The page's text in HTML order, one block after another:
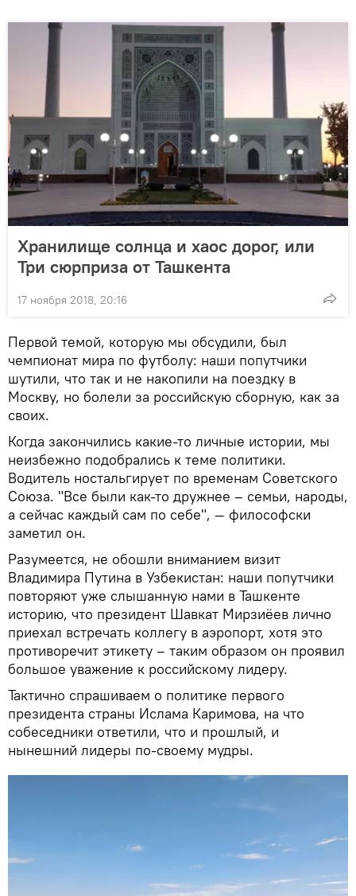
Хранилище солнца и хаос дорог, или
Три сюрприза от Ташкента
17 ноября 2018, 20:16
Первой темой, которую мы обсудили, был
чемпионат мира по футболу: наши попутчики
шутили, что так и не накопили на поездку в
Москву, но болели за российскую сборную, как за
своих.
Когда закончились какие-то личные истории, мы
неизбежно подобрались к теме политики.
Водитель ностальгирует по временам Советского
Союза. "Все были как-то дружнее – семьи, народы,
а сейчас каждый сам по себе", — философски
заметил он.
Разумеется, не обошли вниманием визит
Владимира Путина в Узбекистан: наши попутчики
повторяют уже слышанную нами в Ташкенте
историю, что президент Шавкат Мирзиёев лично
приехал встречать коллегу в аэропорт, хотя это
противоречит этикету – таким образом он проявил
большое уважение к российскому лидеру.
Тактично спрашиваем о политике первого
президента страны Ислама Каримова, на что
собеседники ответили, что и прошлый, и
нынешний лидеры по-своему мудры.